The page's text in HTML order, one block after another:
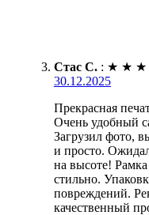
Стас С. : ★ ★ ★
30.12.2025
Прекрасная
Очень удобный
Загрузил фото,
и просто.
на высоте!
стильно.
повреждений.
качественный